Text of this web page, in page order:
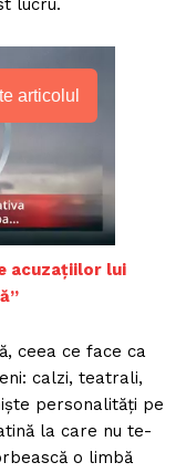
lucru.
articolul
acuzațiilor lui
ceea ce face ca
calzi, teatrali,
personalități pe
la care nu te-
o limbă